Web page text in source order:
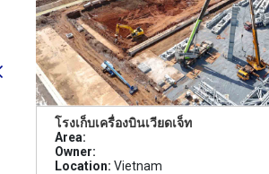
โรงเก็บเครื่องบินเวียดเจ็ท
Area:
Owner:
Location: Vietnam